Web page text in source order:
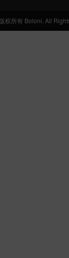
权所有 Boloni. All